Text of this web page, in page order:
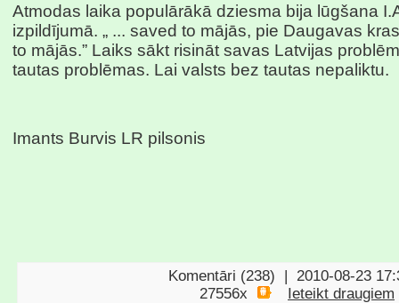
Atmodas laika populārākā dziesma bija lūgšana
izpildījumā. „ ... saved to mājās, pie Daugavas
to mājās.” Laiks sākt risināt savas Latvijas
tautas problēmas. Lai valsts bez tautas nepaliktu.
Imants Burvis LR pilsonis
Komentāri (238) | 2010-08-23
27556x
Ieteikt draugiem